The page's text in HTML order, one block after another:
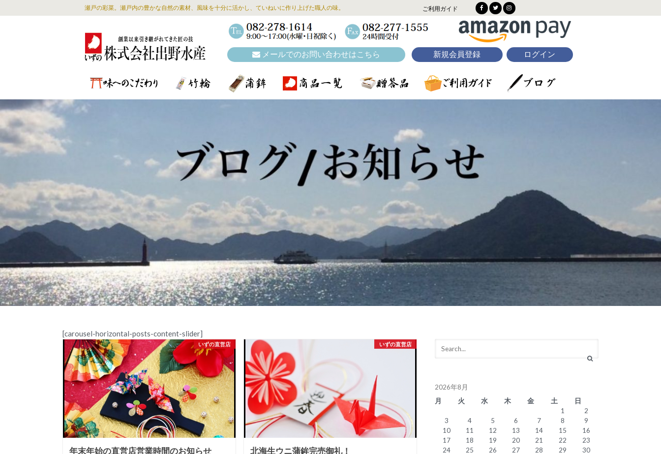
瀬戸の彩菜。瀬戸内の豊かな自然の素材、風味を十分に活かし、ていねいに作り上げた職人の味。 ご利用ガイド
メールでのお問い合わせはこちら 新規会員登録 ログイン
[carousel-horizontal-posts-content-slider]
いずの直営店
年末年始の直営店営業時間のお知らせ
いずの直営店
北海生ウニ蒲鉾完売御礼！
2026年8月
月
火 水 木 金 土
日
1
2
3
4 5 6 7 8
9
10
11 12 13 14 15
16
17
18 19 20 21 22
23
24
25 26 27 28 29
30